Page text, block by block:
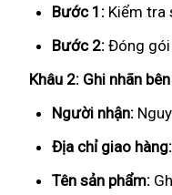
Bước 1: Kiểm tra
Bước 2: Đóng gói
Khâu 2: Ghi nhãn
Người nhận:
Địa chỉ giao hàng:
Tên sản phẩm: